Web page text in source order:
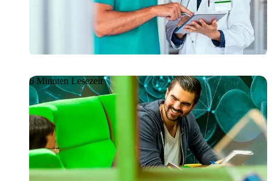
Behandlung: Die Rolle der KI
in der modernen Medizin
6 Minuten Lesezeit
Artikel08.06.2026
GetDevelop: Cloud-